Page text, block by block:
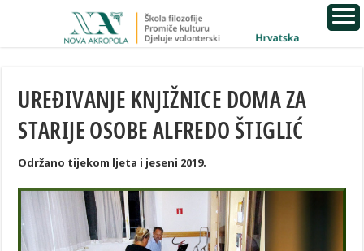
UREĐIVANJE KNJIŽNICE DOMA ZA
STARIJE OSOBE ALFREDO ŠTIGLIĆ
Održano tijekom ljeta i jeseni 2019.